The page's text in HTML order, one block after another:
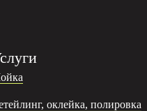
оклейка, полировка